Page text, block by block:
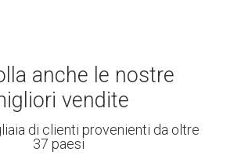
anche le nostre
vendite
di clienti provenienti da oltre
37 paesi